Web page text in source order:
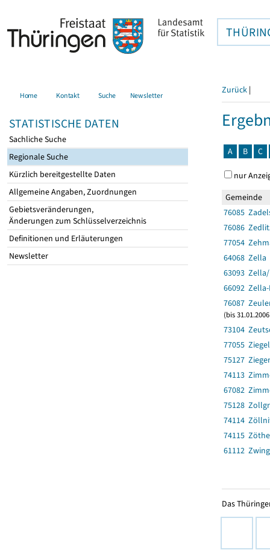
Home Kontakt Suche Newsletter
STATISTISCHE DATEN
Sachliche Suche
Regionale Suche
Kürzlich bereitgestellte Daten
Allgemeine Angaben, Zuordnungen
Gebietsveränderungen,
Änderungen zum Schlüsselverzeichnis
Definitionen und Erläuterungen
Newsletter
Zurück |
A B C
nur
Gemeinde
76085
76086
77054
64068 Zella
63093
66092
76087
(bis
73104
77055
75127
74113
67082
75128
74114
74115
61112
Das